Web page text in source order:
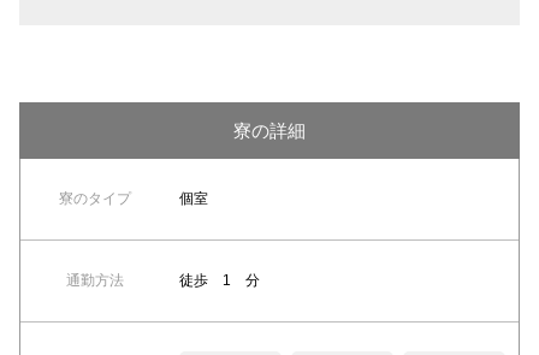
寮の詳細
寮のタイプ 個室
通勤方法 徒歩 1 分